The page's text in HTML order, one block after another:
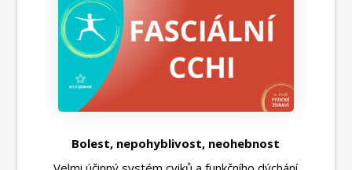
Bolest, nepohyblivost, neohebnost